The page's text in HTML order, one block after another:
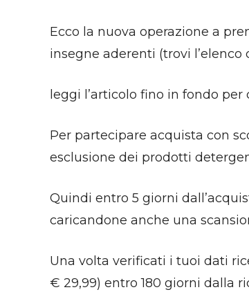
Ecco la nuova operazione a
insegne aderenti (trovi
leggi l’articolo fino in fondo
Per partecipare acquista con
esclusione dei prodotti
Quindi entro 5 giorni
caricandone anche una
Una volta verificati i tuoi dati
€ 29,99) entro 180 giorni dalla